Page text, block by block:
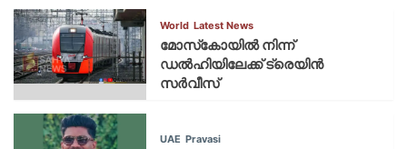
World Latest News
മോസ്‌കോയില്‍ നിന്ന്
ഡല്‍ഹിയിലേക്ക് ട്രെയിന്‍
സര്‍വീസ്
UAE Pravasi